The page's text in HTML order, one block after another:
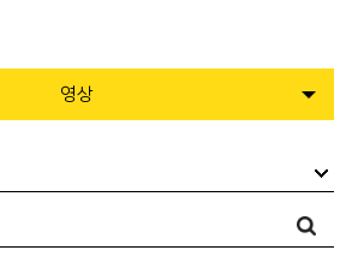
영상